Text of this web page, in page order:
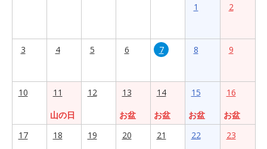
1 2
3 4 5 6 7 8 9
10
11
山の日
12
13
お盆
14
お盆
15
お盆
16
お盆
17
18 19 20 21 22 23